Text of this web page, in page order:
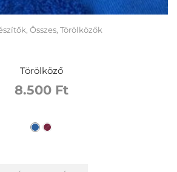
, Összes, Törölközők
Törölköző
8.500 Ft